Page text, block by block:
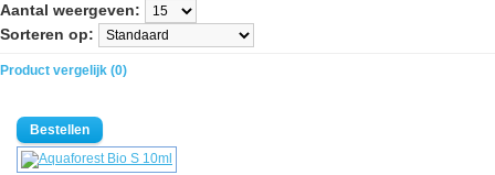
Aantal weergeven:
Sorteren op:
Product vergelijk (0)